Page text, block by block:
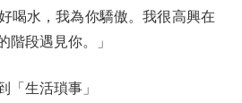
喝水，我為你驕傲。我很高興在
階段遇見你。」
生活瑣事」